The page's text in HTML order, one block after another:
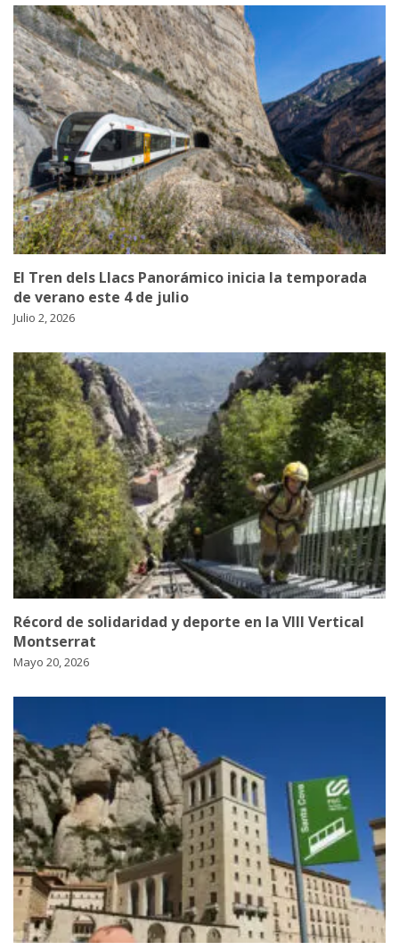
El Tren dels Llacs Panorámico inicia la temporada
de verano este 4 de julio
Julio 2, 2026
Récord de solidaridad y deporte en la VIII Vertical
Montserrat
Mayo 20, 2026